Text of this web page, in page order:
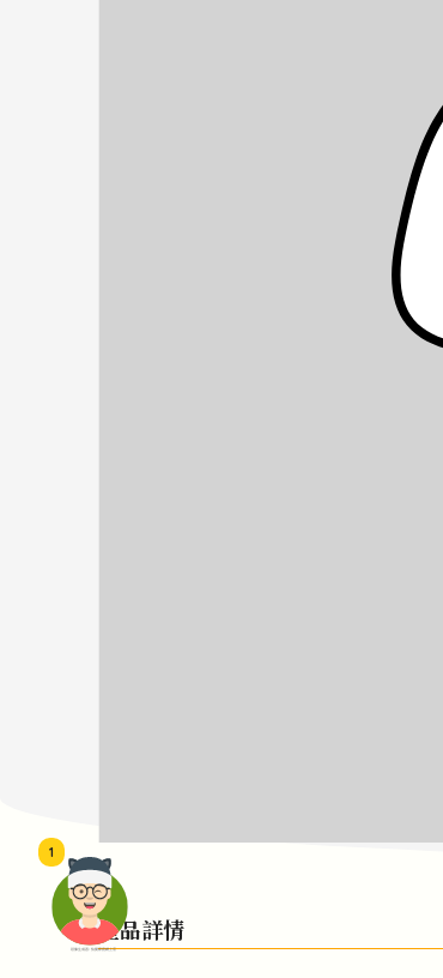
頭像生成器: 快樂家庭網上店
1
產品詳情